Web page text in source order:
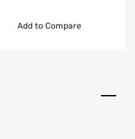
Add to Compare